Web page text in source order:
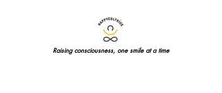
Raising consciousness, one smile at a time